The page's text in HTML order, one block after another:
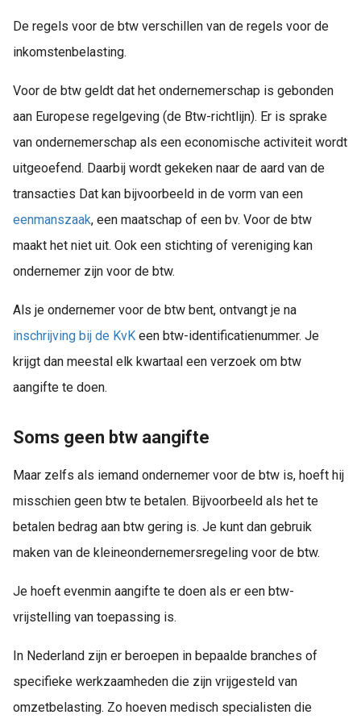
De regels voor de btw verschillen van de regels voor de
inkomstenbelasting.
Voor de btw geldt dat het ondernemerschap is gebonden
aan Europese regelgeving (de Btw-richtlijn). Er is sprake
van ondernemerschap als een economische activiteit wordt
uitgeoefend. Daarbij wordt gekeken naar de aard van de
transacties Dat kan bijvoorbeeld in de vorm van een
eenmanszaak, een maatschap of een bv. Voor de btw
maakt het niet uit. Ook een stichting of vereniging kan
ondernemer zijn voor de btw.
Als je ondernemer voor de btw bent, ontvangt je na
inschrijving bij de KvK een btw-identificatienummer. Je
krijgt dan meestal elk kwartaal een verzoek om btw
aangifte te doen.
Soms geen btw aangifte
Maar zelfs als iemand ondernemer voor de btw is, hoeft hij
misschien geen btw te betalen. Bijvoorbeeld als het te
betalen bedrag aan btw gering is. Je kunt dan gebruik
maken van de kleineondernemersregeling voor de btw.
Je hoeft evenmin aangifte te doen als er een btw-
vrijstelling van toepassing is.
In Nederland zijn er beroepen in bepaalde branches of
specifieke werkzaamheden die zijn vrijgesteld van
omzetbelasting. Zo hoeven medisch specialisten die